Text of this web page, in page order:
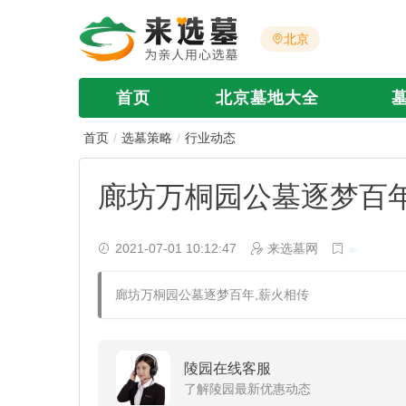
北京
首页 北京墓地大全
首页 选墓策略 行业动态
廊坊万桐园公墓逐梦百
2021-07-01 10:12:47 来选墓网
廊坊万桐园公墓逐梦百年,薪火相传
陵园在线客服
了解陵园最新优惠动态